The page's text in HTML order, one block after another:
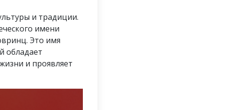
и традиции.
имени
Это имя
обладает
и проявляет